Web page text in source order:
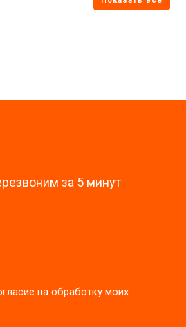
за 5 минут
на обработку моих